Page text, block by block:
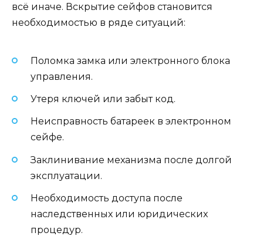
всё иначе. Вскрытие сейфов становится
необходимостью в ряде ситуаций:
Поломка замка или электронного блока
управления.
Утеря ключей или забыт код.
Неисправность батареек в электронном
сейфе.
Заклинивание механизма после долгой
эксплуатации.
Необходимость доступа после
наследственных или юридических
процедур.